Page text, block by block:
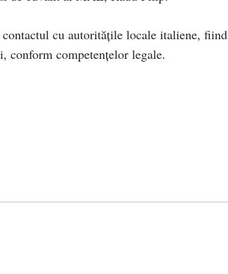
cu autorităţile locale italiene, fiind
conform competenţelor legale.